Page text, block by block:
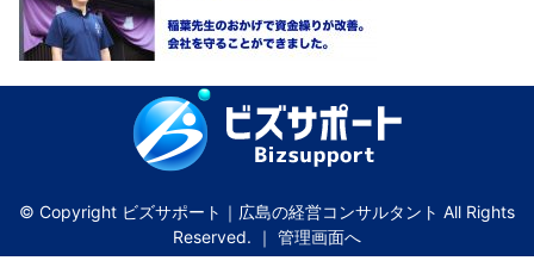
© Copyright ビズサポート｜広島の経営コンサルタント All Rights
Reserved. ｜ 管理画面へ